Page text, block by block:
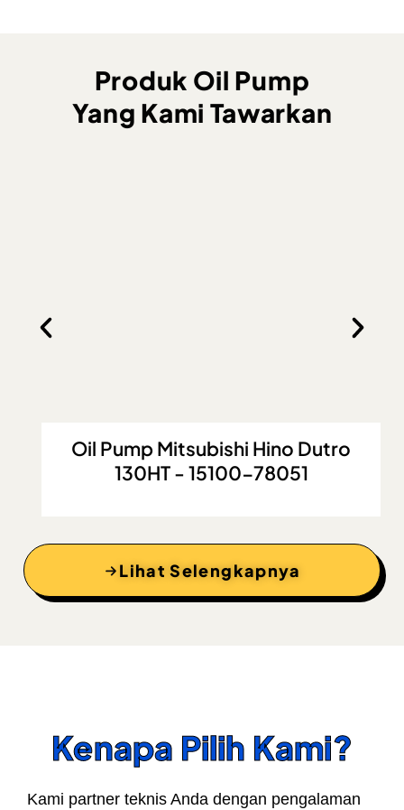
Produk Oil Pump
Yang Kami Tawarkan
Oil Pump Mitsubishi Hino Dutro
130HT - 15100-78051
Lihat Selengkapnya
Kenapa Pilih Kami?
Kami partner teknis Anda dengan pengalaman